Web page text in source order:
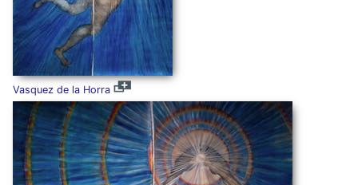
Vasquez de la Horra